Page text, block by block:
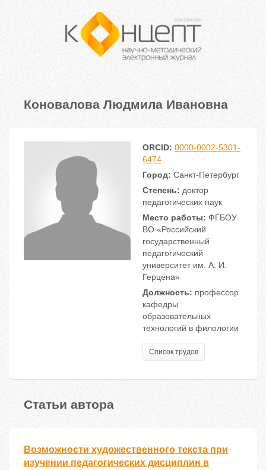
Коновалова Людмила Ивановна
ORCID: 0000-0002-5301-
6474
Город: Санкт-Петербург
Степень: доктор
педагогических наук
Место работы: ФГБОУ
ВО «Российский
государственный
педагогический
университет им. А. И.
Герцена»
Должность: профессор
кафедры
образовательных
технологий в филологии
Список трудов
Статьи автора
Возможности художественного текста при
изучении педагогических дисциплин в